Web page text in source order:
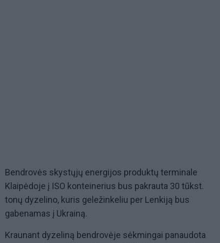
Bendrovės skystųjų energijos produktų terminale
Klaipėdoje į ISO konteinerius bus pakrauta 30 tūkst.
tonų dyzelino, kuris geležinkeliu per Lenkiją bus
gabenamas į Ukrainą.
Kraunant dyzeliną bendrovėje sėkmingai panaudota